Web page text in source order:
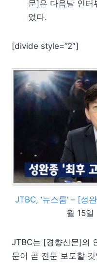
문]은 다음날 인터
었다.
[divide style=”2″]
JTBC, ‘뉴스룸’ – [성
월 15일
JTBC는 [경향신문]의
문이 곧 전문 보도할